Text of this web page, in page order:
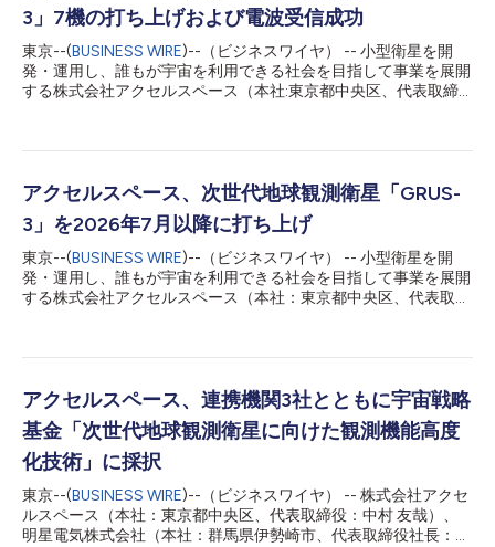
3」7機の打ち上げおよび電波受信成功
東京--(BUSINESS WIRE)--（ビジネスワイヤ） -- 小型衛星を開
発・運用し、誰もが宇宙を利用できる社会を目指して事業を展開
する株式会社アクセルスペース（本社:東京都中央区、代表取締
からの電波受信に成功したことをお知らせいたします。 GRUS-3
げインテグレーターであるExolaunch社を通じて相乗りミッショ
ンTransporter-17に搭載され、米国カリフォルニア州のヴァンデ
ンバーグ宇宙軍基地からSpaceXのFalcon 9ロケットにより打ち
上げられました。予定していた軌道への投入に成功し、軌道上の
7機すべての衛星から地上への最初の電波（ファーストボイス）
を当社で受信しました。現在、衛星の状態は正常です。 当社は
今後、GRUS-3で取得した地球観測データによるサービス提供に
アクセルスペース、次世代地球観測衛星「GRUS-
3」を2026年7月以降に打ち上げ
東京--(BUSINESS WIRE)--（ビジネスワイヤ） -- 小型衛星を開
発・運用し、誰もが宇宙を利用できる社会を目指して事業を展開
する株式会社アクセルスペース（本社：東京都中央区、代表取締
であることをお知らせいたします。 GRUS-3の衛星7機は、打ち
ーダーであるExolaunch社を通じて、相乗りミッション
Transporter-17に搭載されて米国カリフォルニア州のヴァンデン
バーグ宇宙軍基地から打ち上げられる予定です。 当社は地球観
測データ提供事業「AxelGlobe（アクセルグローブ）」におい
て、光学センサを搭載した小型衛星「GRUS-1（グルースワ
ン）」5機を運用しています。その後継機であるGRUS-3の打ち上
げにより、自社の衛星コンステレーションを10機以上の体制に増
強します。 ■広範囲かつ高頻度な観測を実現 GRUS-3は高度
アクセルスペース、連携機関3社とともに宇宙戦略
基金「次世代地球観測衛星に向けた観測機能高度
化技術」に採択
東京--(BUSINESS WIRE)--（ビジネスワイヤ） -- 株式会社アクセ
ルスペース（本社：東京都中央区、代表取締役：中村 友哉）、
明星電気株式会社（本社：群馬県伊勢崎市、代表取締役社長：夏